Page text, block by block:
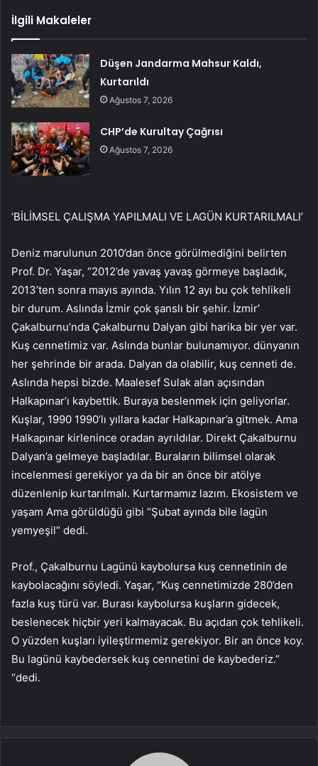
İlgili Makaleler
Düşen Jandarma Mahsur Kaldı,
Kurtarıldı
Ağustos 7, 2026
CHP’de Kurultay Çağrısı
Ağustos 7, 2026
‘BİLİMSEL ÇALIŞMA YAPILMALI VE LAGÜN KURTARILMALI’
Deniz marulunun 2010’dan önce görülmediğini belirten
Prof. Dr. Yaşar, “2012’de yavaş yavaş görmeye başladık,
2013’ten sonra mayıs ayında. Yılın 12 ayı bu çok tehlikeli
bir durum. Aslında İzmir çok şanslı bir şehir. İzmir’
Çakalburnu’nda Çakalburnu Dalyan gibi harika bir yer var.
Kuş cennetimiz var. Aslında bunlar bulunamıyor. dünyanın
her şehrinde bir arada. Dalyan da olabilir, kuş cenneti de.
Aslında hepsi bizde. Maalesef Sulak alan açısından
Halkapınar’ı kaybettik. Buraya beslenmek için geliyorlar.
Kuşlar, 1990 1990’lı yıllara kadar Halkapınar’a gitmek. Ama
Halkapınar kirlenince oradan ayrıldılar. Direkt Çakalburnu
Dalyan’a gelmeye başladılar. Buraların bilimsel olarak
incelenmesi gerekiyor ya da bir an önce bir atölye
düzenlenip kurtarılmalı. Kurtarmamız lazım. Ekosistem ve
yaşam Ama görüldüğü gibi “Şubat ayında bile lagün
yemyeşil” dedi.
Prof., Çakalburnu Lagünü kaybolursa kuş cennetinin de
kaybolacağını söyledi. Yaşar, “Kuş cennetimizde 280’den
fazla kuş türü var. Burası kaybolursa kuşların gidecek,
beslenecek hiçbir yeri kalmayacak. Bu açıdan çok tehlikeli.
O yüzden kuşları iyileştirmemiz gerekiyor. Bir an önce koy.
Bu lagünü kaybedersek kuş cennetini de kaybederiz.”
“dedi.